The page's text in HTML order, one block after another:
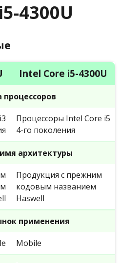
4300U
Intel Core i5-4300U
Процессоры Intel Core i5
4-го поколения
архитектуры
Продукция с прежним
кодовым названием
Haswell
применения
Mobile